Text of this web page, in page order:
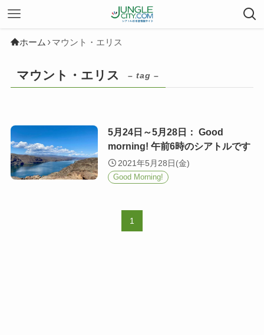
ホーム マウント・エリス
マウント・エリス – tag –
5月24日～5月28日： Good
morning! 午前6時のシアトルです
2021年5月28日(金)
Good Morning!
1